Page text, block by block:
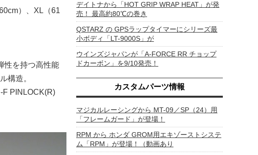
）、XL（61
性を持つ高性能
構造。
F PINLOCK(R)
デイトナから「HOT GRIP WRAP HEAT」が発
売！ 最高約80℃の巻き
QSTARZ の GPSラップタイマーにシリーズ最
小ボディ「LT-9000S」が
ウインズジャパンが「A-FORCE RR チョップ
ドカーボン」を9/10発売！
カスタムパーツ情報
マジカルレーシングから MT-09／SP（24）用
「フレームガード」が登場！
RPM から ホンダ GROM用エキゾーストシステ
ム「RPM」が登場！（動画あり